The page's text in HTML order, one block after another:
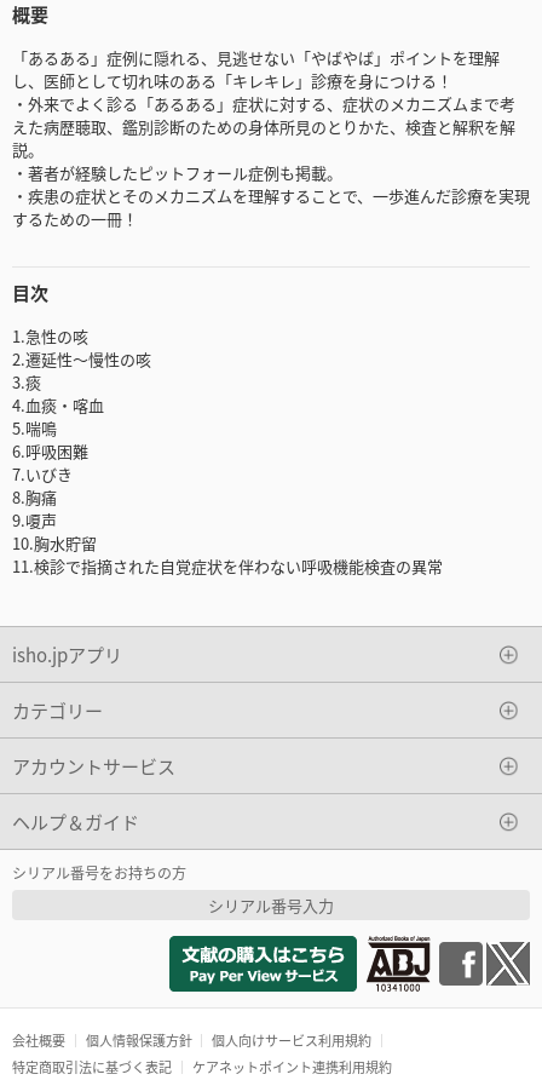
概要
「あるある」症例に隠れる、見逃せない「やばやば」ポイントを理解
し、医師として切れ味のある「キレキレ」診療を身につける！
・外来でよく診る「あるある」症状に対する、症状のメカニズムまで考
えた病歴聴取、鑑別診断のための身体所見のとりかた、検査と解釈を解
説。
・著者が経験したピットフォール症例も掲載。
・疾患の症状とそのメカニズムを理解することで、一歩進んだ診療を実現
するための一冊！
目次
1.急性の咳
2.遷延性～慢性の咳
3.痰
4.血痰・喀血
5.喘鳴
6.呼吸困難
7.いびき
8.胸痛
9.嗄声
10.胸水貯留
11.検診で指摘された自覚症状を伴わない呼吸機能検査の異常
isho.jpアプリ
カテゴリー
アカウントサービス
ヘルプ＆ガイド
シリアル番号をお持ちの方
シリアル番号入力
会社概要 個人情報保護方針
個人向けサービス利用規約
特定商取引法に基づく表記
ケアネットポイント連携利用規約